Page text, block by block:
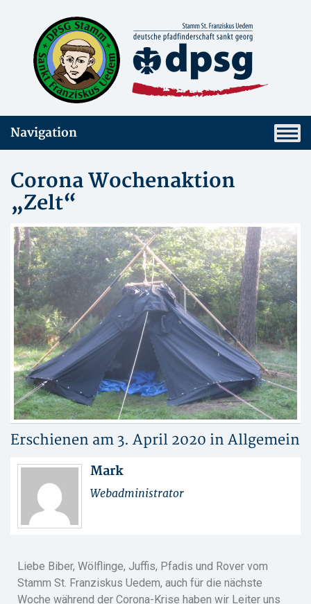
Navigation
Corona Wochenaktion
„Zelt“
Erschienen am 3. April 2020 in Allgemein
Mark
Webadministrator
Liebe Biber, Wölflinge, Juffis, Pfadis und Rover vom
Stamm St. Franziskus Uedem, auch für die nächste
Woche während der Corona-Krise haben wir Leiter uns